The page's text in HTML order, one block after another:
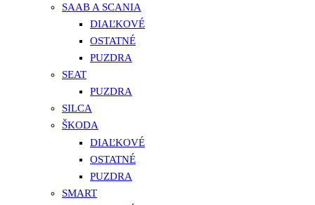
SAAB A SCANIA
DIAĽKOVÉ
OSTATNÉ
PUZDRA
SEAT
PUZDRA
SILCA
ŠKODA
DIAĽKOVÉ
OSTATNÉ
PUZDRA
SMART